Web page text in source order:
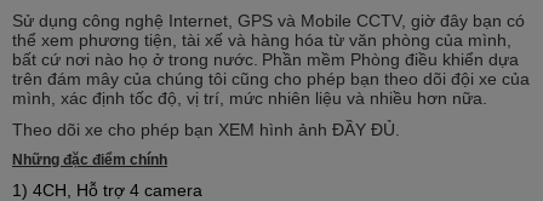
Sử dụng công nghệ Internet, GPS và Mobile CCTV, giờ đây bạn có
thể xem phương tiện, tài xế và hàng hóa từ văn phòng của mình,
bất cứ nơi nào họ ở trong nước. Phần mềm Phòng điều khiển dựa
trên đám mây của chúng tôi cũng cho phép bạn theo dõi đội xe của
mình, xác định tốc độ, vị trí, mức nhiên liệu và nhiều hơn nữa.
Theo dõi xe cho phép bạn XEM hình ảnh ĐẦY ĐỦ.
Những đặc điểm chính
1) 4CH, Hỗ trợ 4 camera